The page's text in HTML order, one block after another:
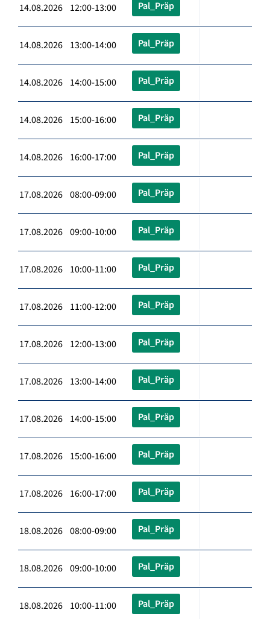
14.08.2026 12:00-13:00 Pal_Präp
14.08.2026 13:00-14:00 Pal_Präp
14.08.2026 14:00-15:00 Pal_Präp
14.08.2026 15:00-16:00 Pal_Präp
14.08.2026 16:00-17:00 Pal_Präp
17.08.2026 08:00-09:00 Pal_Präp
17.08.2026 09:00-10:00 Pal_Präp
17.08.2026 10:00-11:00 Pal_Präp
17.08.2026 11:00-12:00 Pal_Präp
17.08.2026 12:00-13:00 Pal_Präp
17.08.2026 13:00-14:00 Pal_Präp
17.08.2026 14:00-15:00 Pal_Präp
17.08.2026 15:00-16:00 Pal_Präp
17.08.2026 16:00-17:00 Pal_Präp
18.08.2026 08:00-09:00 Pal_Präp
18.08.2026 09:00-10:00 Pal_Präp
18.08.2026 10:00-11:00 Pal_Präp